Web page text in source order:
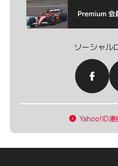
ソーシャル
Yahoo!ID連